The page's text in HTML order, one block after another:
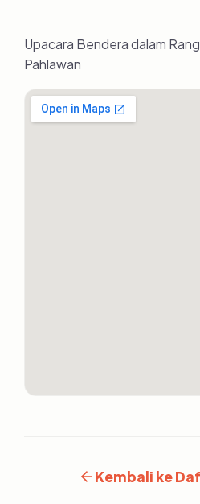
Upacara Bendera dalam
Pahlawan
Kembali ke